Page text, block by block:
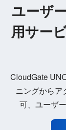
ユーザ
用サー
CloudGate
ニングからア
可、ユーザ